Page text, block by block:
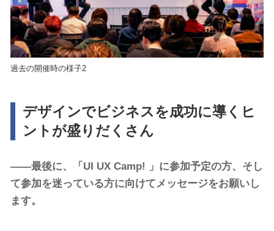
過去の開催時の様子2
デザインでビジネスを成功に導くヒ
ントが盛りだくさん
――最後に、「UI UX Camp! 」に参加予定の方、そし
て参加を迷っている方に向けてメッセージをお願いし
ます。